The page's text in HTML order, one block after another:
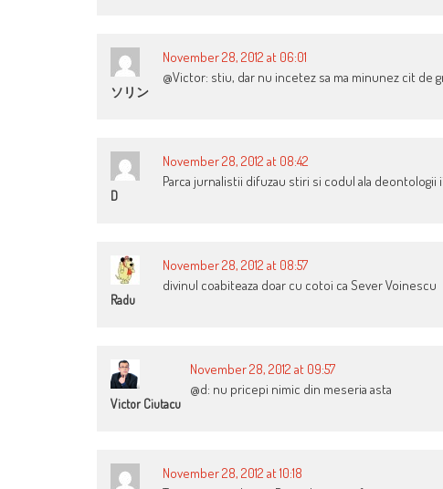
ソリン
November 28, 2012 at 06:01
@Victor: stiu, dar nu incetez sa ma minunez cit de
D
November 28, 2012 at 08:42
Parca jurnalistii difuzau stiri si codul ala
Radu
November 28, 2012 at 08:57
divinul coabiteaza doar cu cotoi ca Sever Voinescu
Victor Ciutacu
November 28, 2012 at 09:57
@d: nu pricepi nimic din meseria asta
November 28, 2012 at 10:18